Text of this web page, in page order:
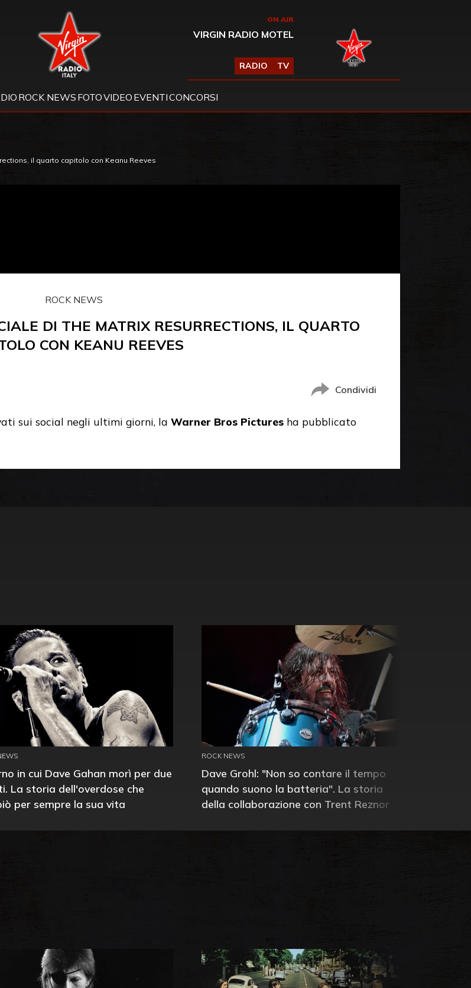
Virgin Radio ON AIR
VIRGIN RADIO MOTEL
RADIO TV
ROCK NEWS FOTOVIDEO EVENTICONCORSI
il quarto capitolo con Keanu Reeves
ROCK NEWS
DI THE MATRIX RESURRECTIONS, IL QUARTO
CON KEANU REEVES
Condividi
sui social negli ultimi giorni, la Warner Bros Pictures ha pubblicato
in cui Dave Gahan morì per due
La storia dell'overdose che
per sempre la sua vita
ROCK NEWS
Dave Grohl: "Non so contare il tempo
quando suono la batteria". La storia
della collaborazione con Trent Reznor